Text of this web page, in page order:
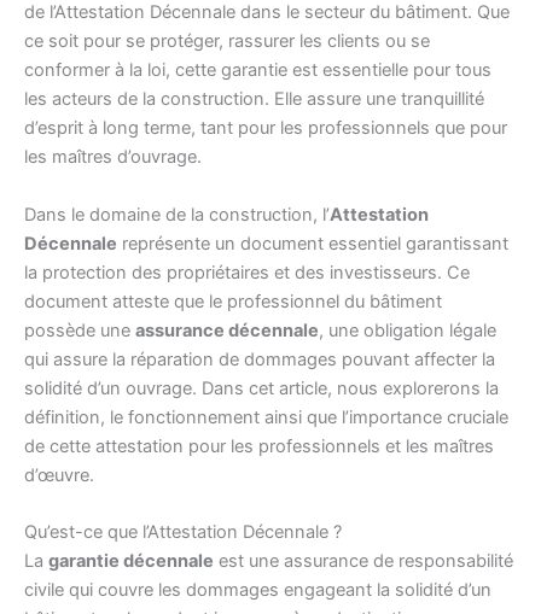
de l’Attestation Décennale dans le secteur du bâtiment. Que
ce soit pour se protéger, rassurer les clients ou se
conformer à la loi, cette garantie est essentielle pour tous
les acteurs de la construction. Elle assure une tranquillité
d’esprit à long terme, tant pour les professionnels que pour
les maîtres d’ouvrage.
Dans le domaine de la construction, l’Attestation
Décennale représente un document essentiel garantissant
la protection des propriétaires et des investisseurs. Ce
document atteste que le professionnel du bâtiment
possède une assurance décennale, une obligation légale
qui assure la réparation de dommages pouvant affecter la
solidité d’un ouvrage. Dans cet article, nous explorerons la
définition, le fonctionnement ainsi que l’importance cruciale
de cette attestation pour les professionnels et les maîtres
d’œuvre.
Qu’est-ce que l’Attestation Décennale ?
La garantie décennale est une assurance de responsabilité
civile qui couvre les dommages engageant la solidité d’un